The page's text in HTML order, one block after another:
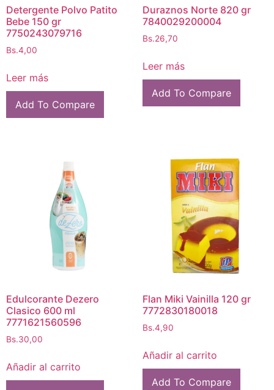
Detergente Polvo Patito
Bebe 150 gr
7750243079716
Bs.4,00
Leer más
Add To Compare
Duraznos Norte 820 gr
7840029200004
Bs.26,70
Leer más
Add To Compare
Edulcorante Dezero
Clasico 600 ml
7771621560596
Bs.30,00
Añadir al carrito
Flan Miki Vainilla 120 gr
7772830180018
Bs.4,90
Añadir al carrito
Add To Compare